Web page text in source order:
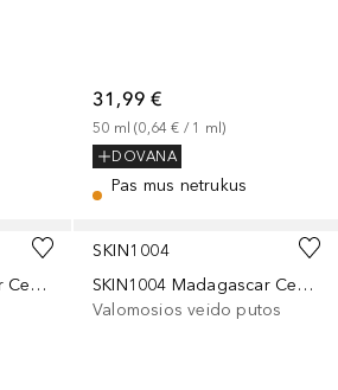
31,99 €
50 ml (0,64 € / 1 ml)
DOVANA
Pas mus netrukus
SKIN1004 Madagascar Centella Tone Brightening Capsule Cream
SKIN1004
SKIN1004 Madagascar Centella Tone Brightening Cleansing Gel Foam
Valomosios veido putos